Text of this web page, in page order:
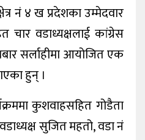
नं ४ ख प्रदेशका उम्मेदवार
वडाध्यक्षलाई कांग्रेस
सर्लाहीमा आयोजित एक
हुन् ।
कुशवाहसहित गोडैता
सुजित महतो, वडा नं